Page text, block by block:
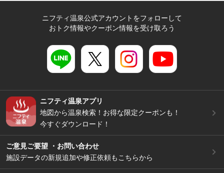
ニフティ温泉公式アカウントをフォローして
おトク情報やクーポン情報を受け取ろう
ニフティ温泉アプリ
地図から温泉検索！お得な限定クーポンも！
今すぐダウンロード！
ご意見ご要望 ・お問い合わせ
施設データの新規追加や修正依頼もこちらから